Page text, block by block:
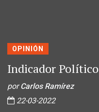
OPINIÓN
Indicador Político
porCarlos Ramírez
22-03-2022